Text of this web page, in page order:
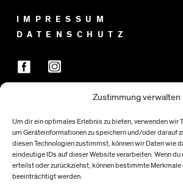
Zustimmung verwalten
Um dir ein optimales Erlebnis zu bieten, verwenden wir
um Geräteinformationen zu speichern und/oder darauf
diesen Technologien zustimmst, können wir Daten wie
eindeutige IDs auf dieser Website verarbeiten. Wenn
erteilst oder zurückziehst, können bestimmte Merkmale
beeinträchtigt werden.
IMPRESSUM
DATENSCHUTZ
FÖRDER:INNEN